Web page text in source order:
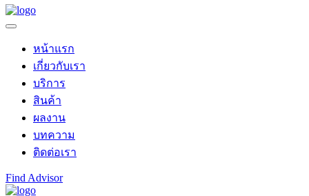
หน้าแรก
เกี่ยวกับเรา
บริการ
สินค้า
ผลงาน
บทความ
ติดต่อเรา
Find Advisor